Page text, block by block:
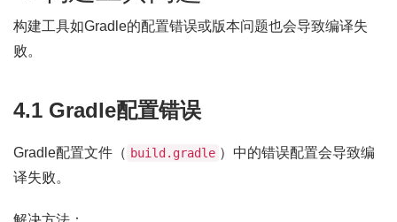
构建工具如Gradle的配置错误或版本问题也会导致编译失
败。
4.1 Gradle配置错误
Gradle配置文件（ build.gradle ）中的错误配置会导致编
译失败。